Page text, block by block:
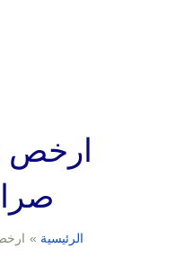
ارخص
الرئيسية